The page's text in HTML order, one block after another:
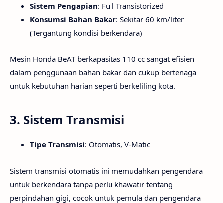
Sistem Pengapian: Full Transistorized
Konsumsi Bahan Bakar: Sekitar 60 km/liter
(Tergantung kondisi berkendara)
Mesin Honda BeAT berkapasitas 110 cc sangat efisien
dalam penggunaan bahan bakar dan cukup bertenaga
untuk kebutuhan harian seperti berkeliling kota.
3. Sistem Transmisi
Tipe Transmisi: Otomatis, V-Matic
Sistem transmisi otomatis ini memudahkan pengendara
untuk berkendara tanpa perlu khawatir tentang
perpindahan gigi, cocok untuk pemula dan pengendara